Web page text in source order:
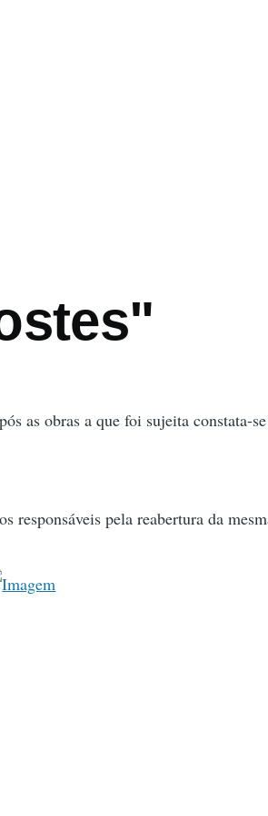
as obras a que foi sujeita constata-
responsáveis pela reabertura da